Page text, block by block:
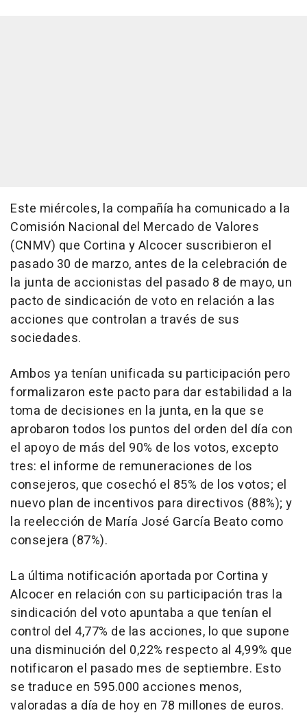
Este miércoles, la compañía ha comunicado a la
Comisión Nacional del Mercado de Valores
(CNMV) que Cortina y Alcocer suscribieron el
pasado 30 de marzo, antes de la celebración de
la junta de accionistas del pasado 8 de mayo, un
pacto de sindicación de voto en relación a las
acciones que controlan a través de sus
sociedades.
Ambos ya tenían unificada su participación pero
formalizaron este pacto para dar estabilidad a la
toma de decisiones en la junta, en la que se
aprobaron todos los puntos del orden del día con
el apoyo de más del 90% de los votos, excepto
tres: el informe de remuneraciones de los
consejeros, que cosechó el 85% de los votos; el
nuevo plan de incentivos para directivos (88%); y
la reelección de María José García Beato como
consejera (87%).
La última notificación aportada por Cortina y
Alcocer en relación con su participación tras la
sindicación del voto apuntaba a que tenían el
control del 4,77% de las acciones, lo que supone
una disminución del 0,22% respecto al 4,99% que
notificaron el pasado mes de septiembre. Esto
se traduce en 595.000 acciones menos,
valoradas a día de hoy en 78 millones de euros.